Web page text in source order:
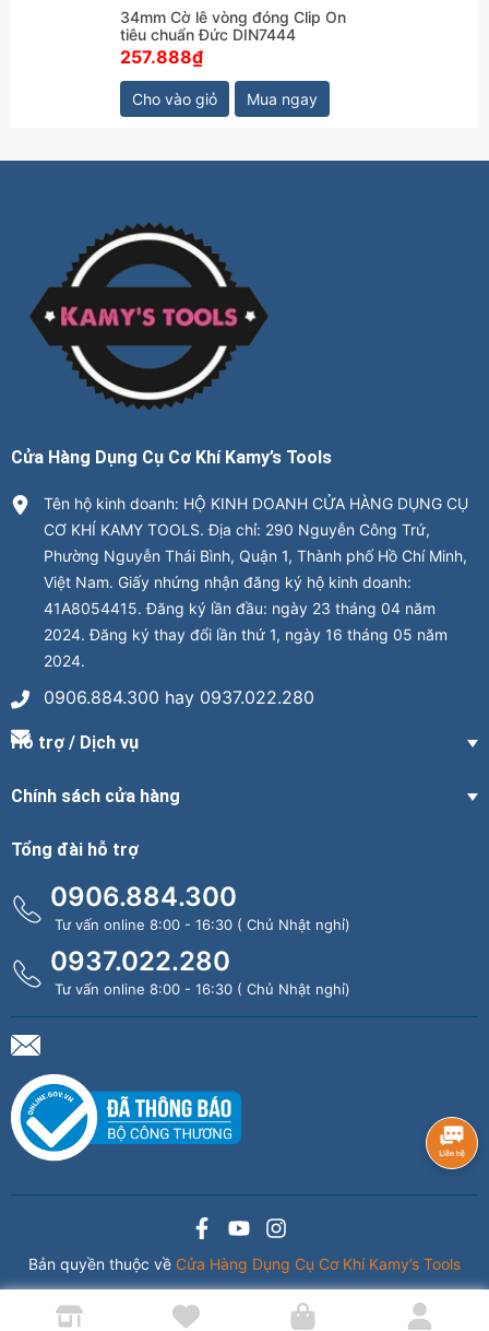
34mm Cờ lê vòng đóng Clip On
tiêu chuẩn Đức DIN7444
257.888₫
Cho vào giỏ Mua ngay
Cửa Hàng Dụng Cụ Cơ Khí Kamy’s Tools
Tên hộ kinh doanh: HỘ KINH DOANH CỬA HÀNG DỤNG CỤ
CƠ KHÍ KAMY TOOLS. Địa chỉ: 290 Nguyễn Công Trứ,
Phường Nguyễn Thái Bình, Quận 1, Thành phố Hồ Chí Minh,
Việt Nam. Giấy nhứng nhận đăng ký hộ kinh doanh:
41A8054415. Đăng ký lần đầu: ngày 23 tháng 04 năm
2024. Đăng ký thay đổi lần thứ 1, ngày 16 tháng 05 năm
2024.
0906.884.300 hay 0937.022.280
Hỗ trợ / Dịch vụ
Chính sách cửa hàng
Tổng đài hỗ trợ
0906.884.300
Tư vấn online 8:00 - 16:30 ( Chủ Nhật nghỉ)
0937.022.280
Tư vấn online 8:00 - 16:30 ( Chủ Nhật nghỉ)
Bản quyền thuộc về Cửa Hàng Dụng Cụ Cơ Khí Kamy’s Tools